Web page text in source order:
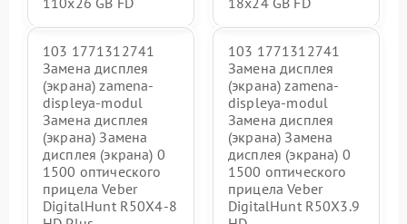
103 1771312741
Замена дисплея
(экрана) zamena-
displeya-modul
Замена дисплея
(экрана) Замена
дисплея (экрана) 0
1500 оптического
прицела Veber
DigitalHunt R50X4-8
103 1771312741
Замена дисплея
(экрана) zamena-
displeya-modul
Замена дисплея
(экрана) Замена
дисплея (экрана) 0
1500 оптического
прицела Veber
DigitalHunt R50X3.9